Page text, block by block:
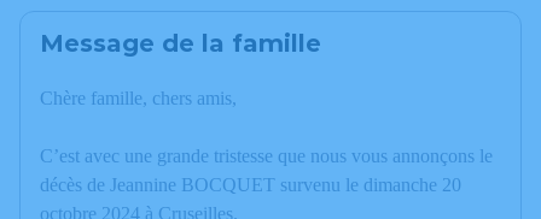
Message de la famille
Chère famille, chers amis,
C’est avec une grande tristesse que nous vous annonçons le
décès de Jeannine BOCQUET survenu le dimanche 20
octobre 2024 à Cruseilles.